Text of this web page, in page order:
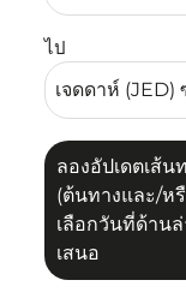
ไป
ลองอัปเดตเส้
(ต้นทางและ/ห
เลือกวันที่ด้าน
เสนอ